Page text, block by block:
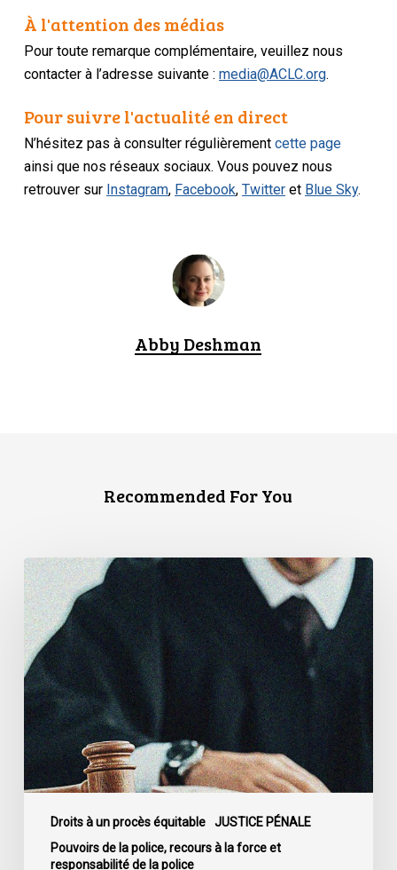
À l'attention des médias
Pour toute remarque complémentaire, veuillez nous
contacter à l’adresse suivante :media@ACLC.org.
Pour suivre l'actualité en direct
N’hésitez pas à consulter régulièrementcette page
ainsi que nos réseaux sociaux. Vous pouvez nous
retrouver sur Instagram, Facebook,Twitter et Blue Sky.
Abby Deshman
Recommended For You
Droits à un procès équitable
JUSTICE PÉNALE
Pouvoirs de la police, recours à la force et
responsabilité de la police
La
Cour
de
cassation
confirme
l’obligation
stricte
de
divulguer
les
informations
relatives